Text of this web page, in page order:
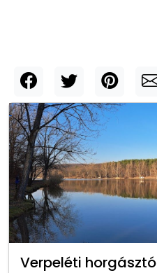
Verpeléti horgásztó